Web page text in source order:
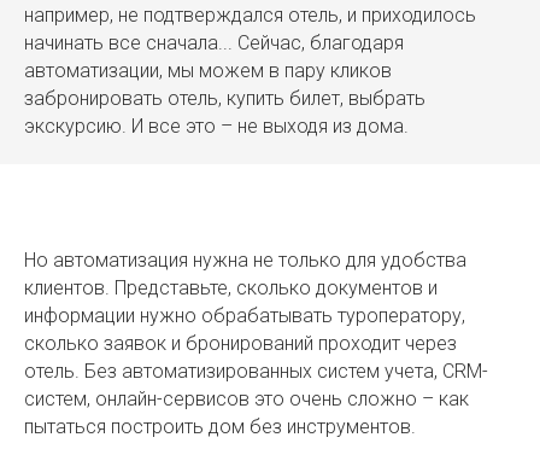
например, не подтверждался отель, и приходилось
начинать все сначала... Сейчас, благодаря
автоматизации, мы можем в пару кликов
забронировать отель, купить билет, выбрать
экскурсию. И все это – не выходя из дома.
Но автоматизация нужна не только для удобства
клиентов. Представьте, сколько документов и
информации нужно обрабатывать туроператору,
сколько заявок и бронирований проходит через
отель. Без автоматизированных систем учета, CRM-
систем, онлайн-сервисов это очень сложно – как
пытаться построить дом без инструментов.